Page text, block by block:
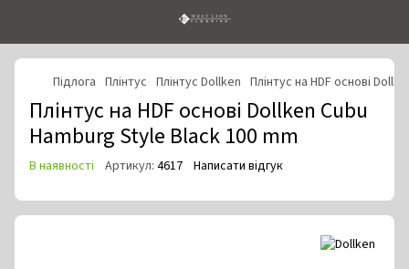
Підлога Плінтус Плінтус Dollken Плінтус на HDF основі
Плінтус на HDF основі Dollken Cubu
Hamburg Style Black 100 mm
В наявності Артикул: 4617 Написати відгук